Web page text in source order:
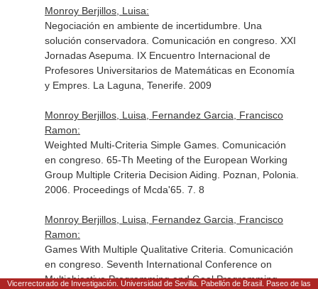
Monroy Berjillos, Luisa:
Negociación en ambiente de incertidumbre. Una
solución conservadora. Comunicación en congreso. XXI
Jornadas Asepuma. IX Encuentro Internacional de
Profesores Universitarios de Matemáticas en Economía
y Empres. La Laguna, Tenerife. 2009
Monroy Berjillos, Luisa, Fernandez Garcia, Francisco
Ramon:
Weighted Multi-Criteria Simple Games. Comunicación
en congreso. 65-Th Meeting of the European Working
Group Multiple Criteria Decision Aiding. Poznan, Polonia.
2006. Proceedings of Mcda'65. 7. 8
Monroy Berjillos, Luisa, Fernandez Garcia, Francisco
Ramon:
Games With Multiple Qualitative Criteria. Comunicación
en congreso. Seventh International Conference on
Multiobjective Programming and Goal Programming.
Vicerrectorado de Investigación. Universidad de Sevilla. Pabellón de Brasil. Paseo de las